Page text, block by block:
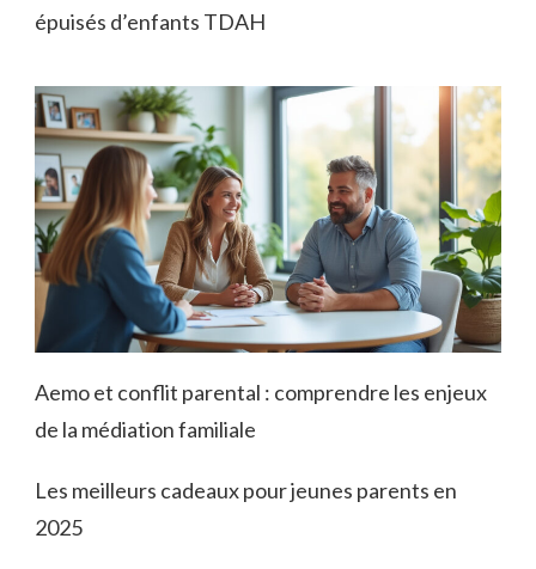
épuisés d’enfants TDAH
Aemo et conflit parental : comprendre les enjeux
de la médiation familiale
Les meilleurs cadeaux pour jeunes parents en
2025